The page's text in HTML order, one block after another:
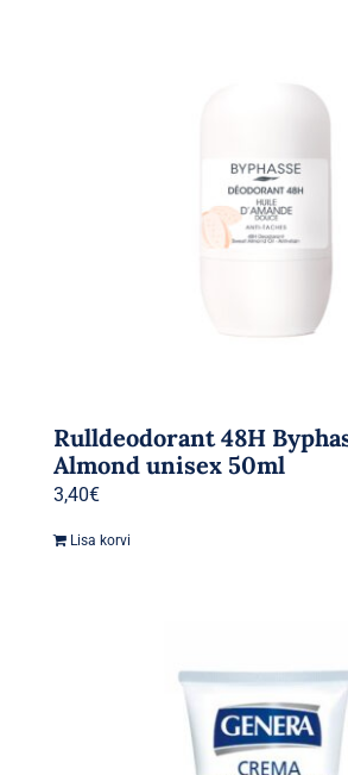
Rulldeodorant 48H
Almond unisex 50ml
3,40€
Lisa korvi